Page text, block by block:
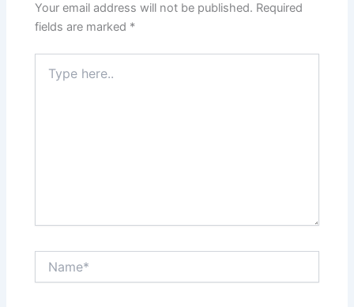
Your email address will not be published. Required
fields are marked *
here..